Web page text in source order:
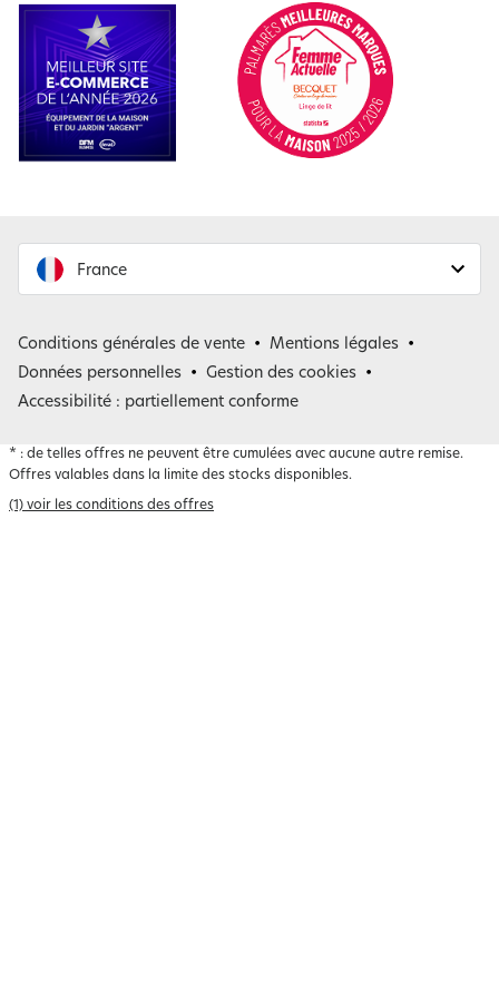
France
Belgique
Conditions générales de vente
Mentions légales
Données personnelles
Gestion des cookies
Accessibilité : partiellement conforme
* : de telles offres ne peuvent être cumulées avec aucune autre remise.
Offres valables dans la limite des stocks disponibles.
(1) voir les conditions des offres